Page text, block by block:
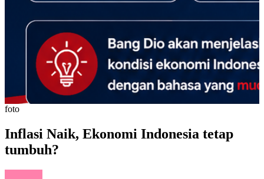
foto
Inflasi Naik, Ekonomi Indonesia tetap
tumbuh?